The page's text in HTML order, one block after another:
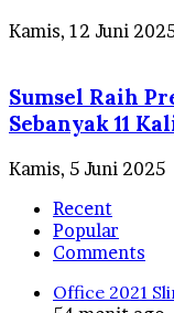
Kamis, 12 Juni
Sumsel Raih
Sebanyak 11
Kamis, 5 Juni 2025
Recent
Popular
Comments
Office 2021